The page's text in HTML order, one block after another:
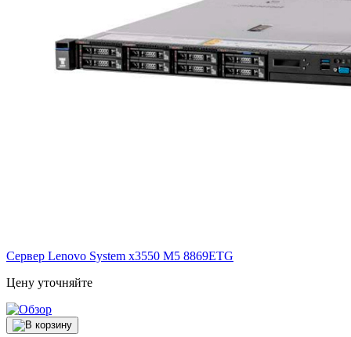
Сервер Lenovo System x3550 M5 8869ETG
Цену уточняйте